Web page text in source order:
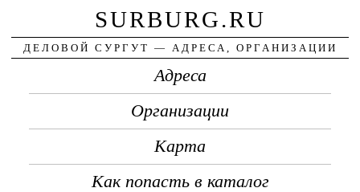
SURBURG.RU
ДЕЛОВОЙ СУРГУТ — АДРЕСА, ОРГАНИЗАЦИИ
Адреса
Организации
Карта
Как попасть в каталог